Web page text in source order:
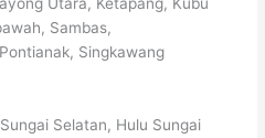
Sambas,
Singkawang
Selatan, Hulu Sungai